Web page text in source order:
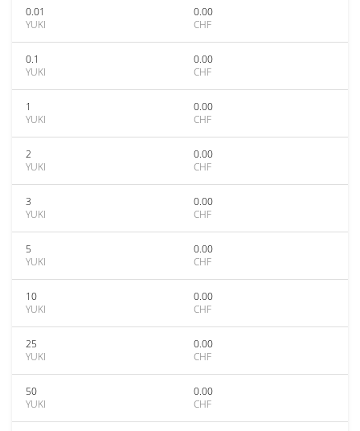
0.01
YUKI
0.00
CHF
0.1
YUKI
0.00
CHF
1
YUKI
0.00
CHF
2
YUKI
0.00
CHF
3
YUKI
0.00
CHF
5
YUKI
0.00
CHF
10
YUKI
0.00
CHF
25
YUKI
0.00
CHF
50
YUKI
0.00
CHF